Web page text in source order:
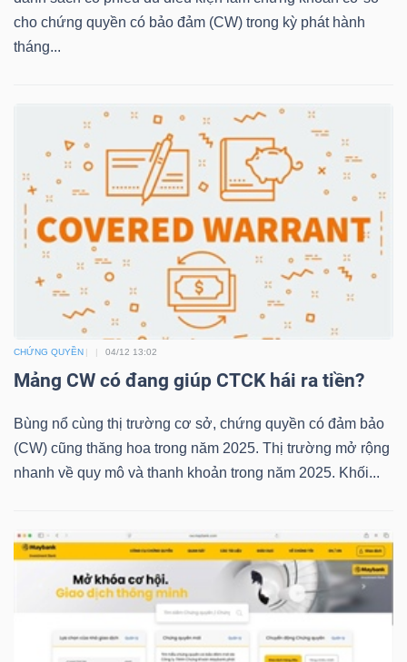
cho chứng quyền có bảo đảm (CW) trong kỳ phát hành
tháng...
CHỨNG QUYỀN 04/12 13:02
Mảng CW có đang giúp CTCK hái ra tiền?
Bùng nổ cùng thị trường cơ sở, chứng quyền có đảm bảo
(CW) cũng thăng hoa trong năm 2025. Thị trường mở rộng
nhanh về quy mô và thanh khoản trong năm 2025. Khối...
SECTOR
LƯỢNG
NGUYÊN
VẬT
LIỆU
CÔNG
NGHIỆP
DÙNG
THIẾT